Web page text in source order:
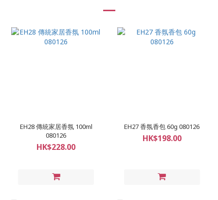
EH28 傳統家居香氛 100ml
080126
HK$228.00
EH27 香氛香包 60g 080126
HK$198.00